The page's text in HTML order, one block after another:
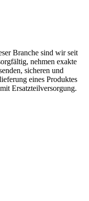
Branche sind wir seit
nehmen exakte
sicheren und
eines Produktes
Ersatzteilversorgung.